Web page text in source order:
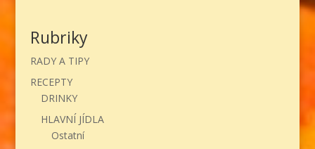
Rubriky
RADY A TIPY
RECEPTY
DRINKY
HLAVNÍ JÍDLA
Ostatní